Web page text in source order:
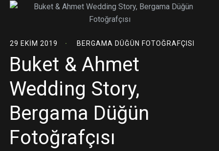
29 EKIM 2019 BERGAMA DÜĞÜN FOTOĞRAFÇISI
Buket & Ahmet
Wedding Story,
Bergama Düğün
Fotoğrafçısı